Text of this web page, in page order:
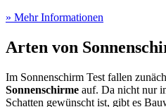
» Mehr Informationen
Arten von
Im Sonnenschirm Test fallen
Sonnenschirme auf. Da nicht nur
Schatten gewünscht ist, gibt es